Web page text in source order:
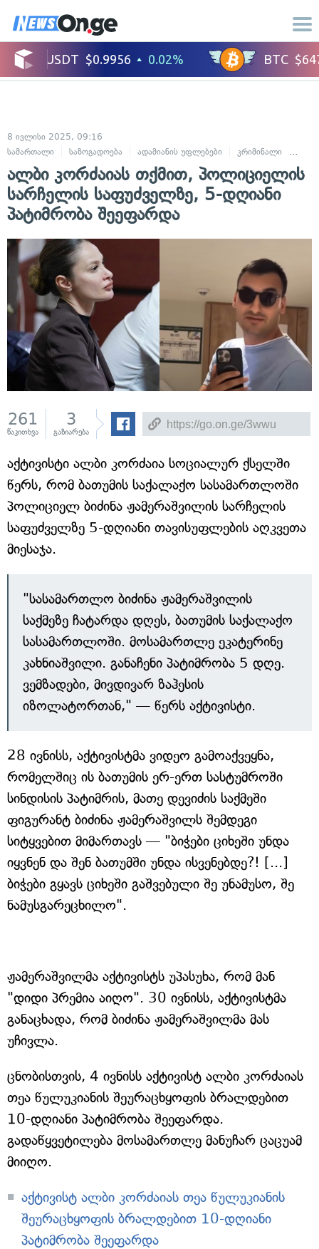
8 ივლისი 2025, 09:16
სამართალი
საზოგადოება ადამიანის უფლებები კრიმინალი
ალბი კორძაიას თქმით, პოლიციელის
სარჩელის საფუძველზე, 5-დღიანი
პატიმრობა შეეფარდა
261
წაკითხვა
3
გაზიარება
აქტივისტი ალბი კორძაია სოციალურ ქსელში
წერს, რომ ბათუმის საქალაქო სასამართლოში
პოლიციელ ბიძინა ჟამერაშვილის სარჩელის
საფუძველზე 5-დღიანი თავისუფლების აღკვეთა
მიესაჯა.
"სასამართლო ბიძინა ჟამერაშვილის
საქმეზე ჩატარდა დღეს, ბათუმის საქალაქო
სასამართლოში. მოსამართლე ეკატერინე
კახნიაშვილი. განაჩენი პატიმრობა 5 დღე.
ვემზადები, მივდივარ ზაჰესის
იზოლატორთან," — წერს აქტივისტი.
28 ივნისს, აქტივისტმა ვიდეო გამოაქვეყნა,
რომელშიც ის ბათუმის ერ-ერთ სასტუმროში
სინდისის პატიმრის, მათე დევიძის საქმეში
ფიგურანტ ბიძინა ჟამერაშვილს შემდეგი
სიტყვებით მიმართავს — "ბიჭები ციხეში უნდა
იყვნენ და შენ ბათუმში უნდა ისვენებდე?! [...]
ბიჭები გყავს ციხეში გაშვებული შე უნამუსო, შე
ნამუსგარეცხილო".
ჟამერაშვილმა აქტივისტს უპასუხა, რომ მან
"დიდი პრემია აიღო". 30 ივნისს, აქტივისტმა
განაცხადა, რომ ბიძინა ჟამერაშვილმა მას
უჩივლა.
ცნობისთვის, 4 ივნისს აქტივისტ ალბი კორძაიას
თეა წულუკიანის შეურაცხყოფის ბრალდებით
10-დღიანი პატიმრობა შეეფარდა.
გადაწყვეტილება მოსამართლე მანუჩარ ცაცუამ
მიიღო.
აქტივისტ ალბი კორძაიას თეა წულუკიანის
შეურაცხყოფის ბრალდებით 10-დღიანი
პატიმრობა შეეფარდა